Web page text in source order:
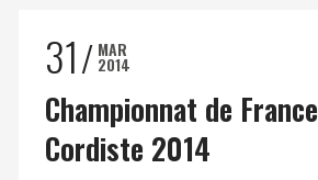
31 MAR
2014
Championnat de France
Cordiste 2014